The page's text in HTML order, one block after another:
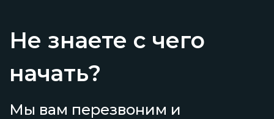
Не знаете с чего
начать?
Мы вам перезвоним и